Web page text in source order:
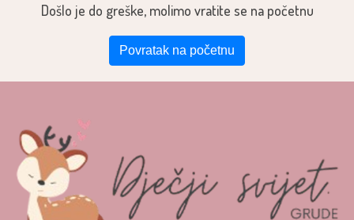
Došlo je do greške, molimo vratite se na početnu
Povratak na početnu